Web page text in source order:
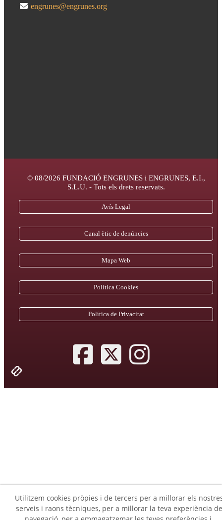
engrunes@engrunes.org
© 08/2026 FUNDACIÓ ENGRUNES i ENGRUNES, E.I.,
S.L.U. - Tots els drets reservats.
Avís Legal
Canal ètic de denúncies
Mapa Web
Política Cookies
Política de Privacitat
Utilitzem cookies pròpies i de tercers per a millorar els
serveis i raons tècniques, per a millorar la teva experiència de